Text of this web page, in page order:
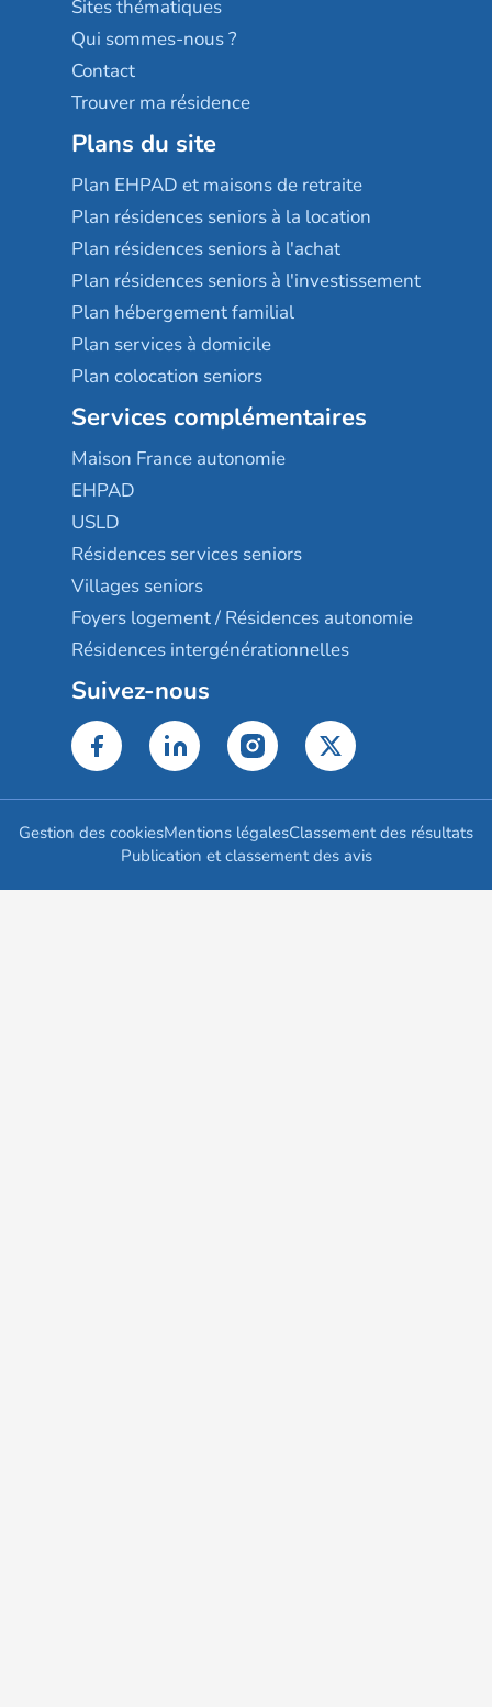
Sites thématiques
Qui sommes-nous ?
Contact
Trouver ma résidence
Plans du site
Plan EHPAD et maisons de retraite
Plan résidences seniors à la location
Plan résidences seniors à l'achat
Plan résidences seniors à l'investissement
Plan hébergement familial
Plan services à domicile
Plan colocation seniors
Services complémentaires
Maison France autonomie
EHPAD
USLD
Résidences services seniors
Villages seniors
Foyers logement / Résidences autonomie
Résidences intergénérationnelles
Suivez-nous
Gestion des cookiesMentions légalesClassement des résultats
Publication et classement des avis